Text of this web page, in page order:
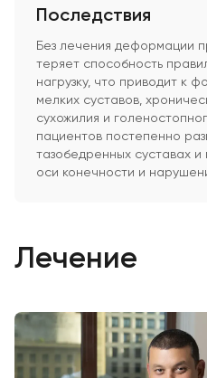
Последствия
Без лечения деформации
теряет способность
нагрузку, что приводит к
мелких суставов,
сухожилия и
пациентов постепенно
тазобедренных суставах и
оси конечности и
Лечение